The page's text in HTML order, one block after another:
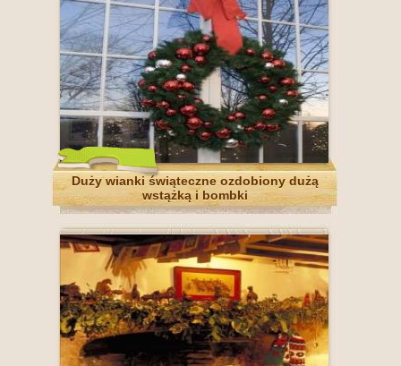
Duży wianki świąteczne ozdobiony dużą
wstążką i bombki